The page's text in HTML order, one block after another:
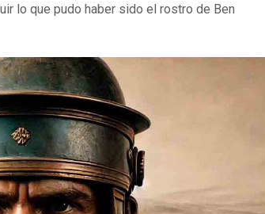
lo que pudo haber sido el rostro de Ben